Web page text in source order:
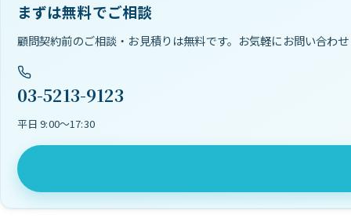
まずは無料でご相談
顧問契約前のご相談・お見積りは無料です。お気軽にお問い合わ
03-5213-9123
平日 9:00〜17:30